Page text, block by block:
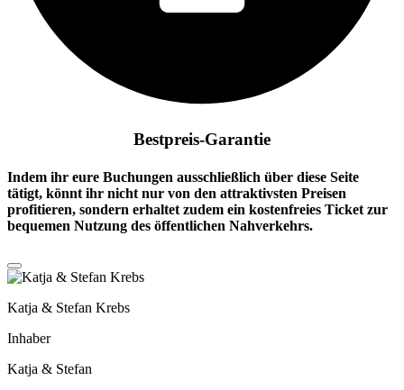
Bestpreis-Garantie
Indem ihr eure Buchungen ausschließlich über diese Seite
tätigt, könnt ihr nicht nur von den attraktivsten Preisen
profitieren, sondern erhaltet zudem ein kostenfreies Ticket zur
bequemen Nutzung des öffentlichen Nahverkehrs.
Katja & Stefan Krebs
Inhaber
Katja & Stefan